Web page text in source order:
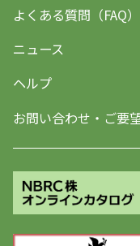
よくある質問（FAQ）
ニュース
ヘルプ
お問い合わせ・ご要